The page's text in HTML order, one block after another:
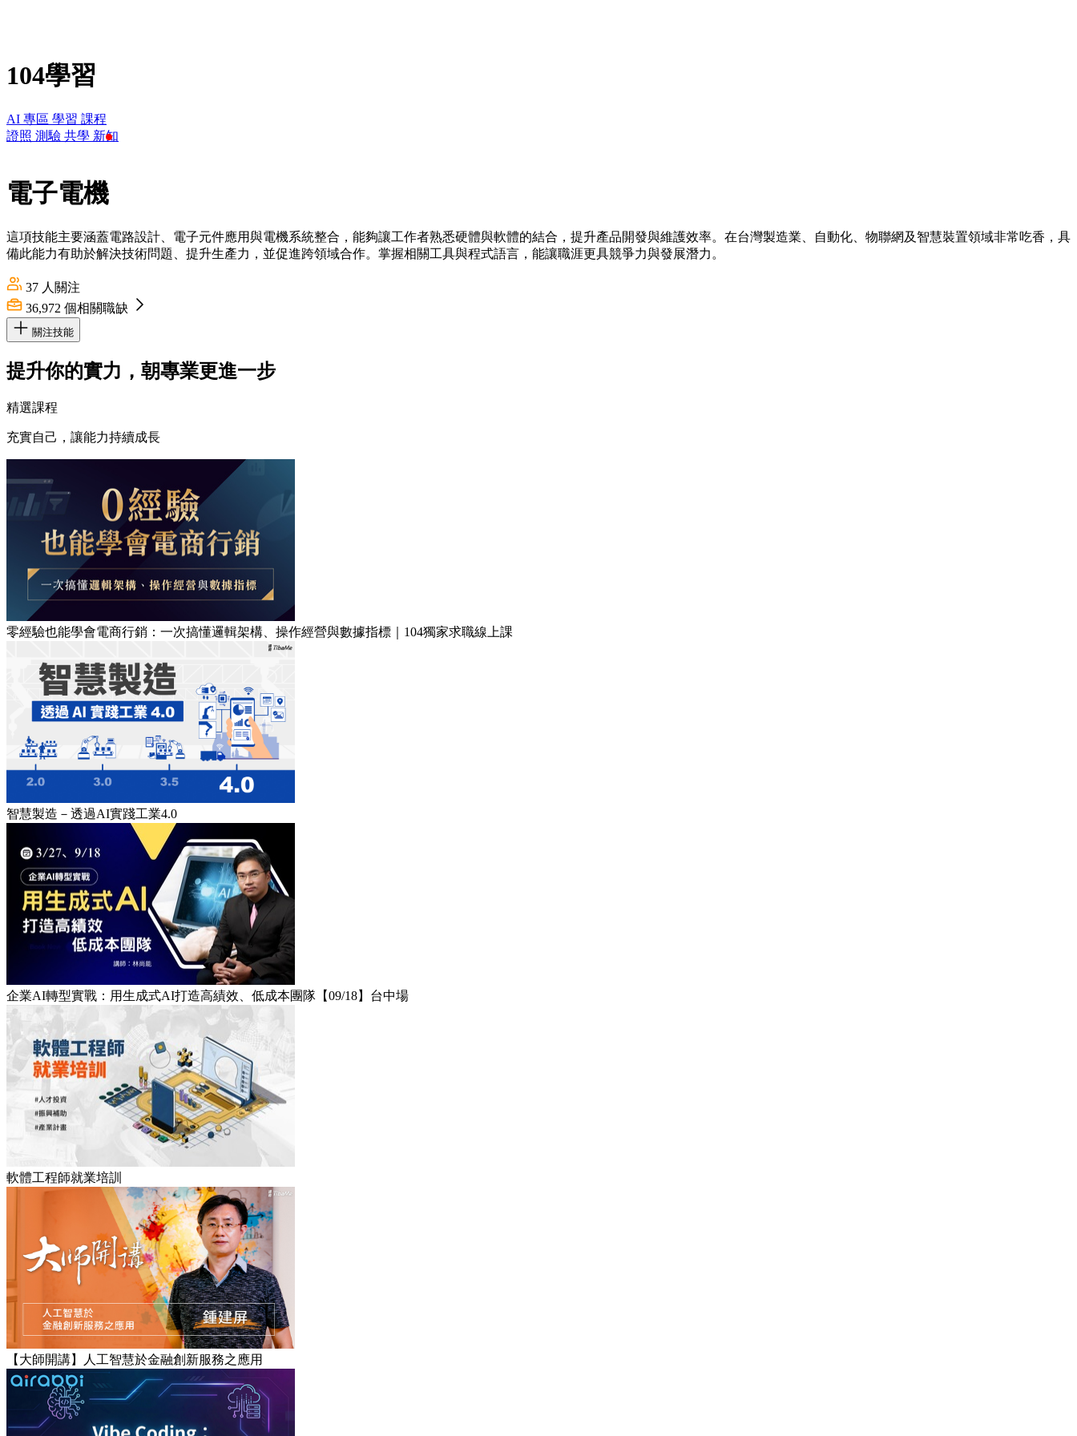
104學習
AI 專區 學習 課程
證照 測驗 共學 新知
電子電機
這項技能主要涵蓋電路設計、電子元件應用與電機系統整合，能夠讓工作者熟悉硬體與軟體的結合，提升產品開發與維護效率。在台灣製造業、自動化、物聯網及智慧裝置領域非常吃香，具
備此能力有助於解決技術問題、提升生產力，並促進跨領域合作。掌握相關工具與程式語言，能讓職涯更具競爭力與發展潛力。
37 人關注
36,972 個相關職缺
關注技能
提升你的實力，朝專業更進一步
精選課程
充實自己，讓能力持續成長
零經驗也能學會電商行銷：一次搞懂邏輯架構、操作經營與數據指標｜104獨家求職線上課
智慧製造－透過AI實踐工業4.0
企業AI轉型實戰：用生成式AI打造高績效、低成本團隊【09/18】台中場
軟體工程師就業培訓
【大師開講】人工智慧於金融創新服務之應用